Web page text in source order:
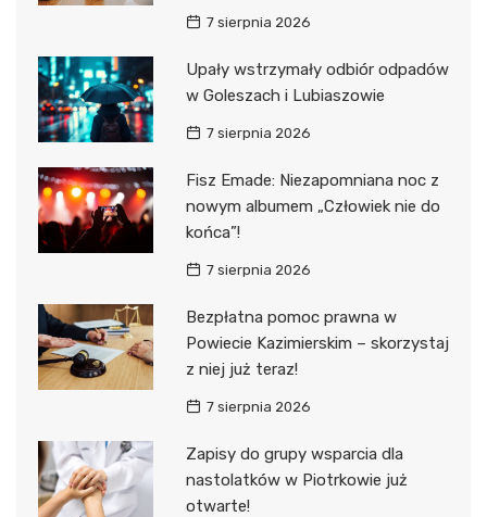
7 sierpnia 2026
Upały wstrzymały odbiór odpadów
w Goleszach i Lubiaszowie
7 sierpnia 2026
Fisz Emade: Niezapomniana noc z
nowym albumem „Człowiek nie do
końca”!
7 sierpnia 2026
Bezpłatna pomoc prawna w
Powiecie Kazimierskim – skorzystaj
z niej już teraz!
7 sierpnia 2026
Zapisy do grupy wsparcia dla
nastolatków w Piotrkowie już
otwarte!